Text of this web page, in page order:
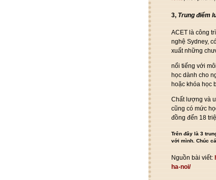
3, Trung điểm
ACET là công
nghệ Sydney,
xuất những
nổi tiếng với
học dành cho
hoặc khóa học
Chất lượng và
cũng có mức
đồng đến 18
Trên đây là 3
với mình. Chúc
Nguồn bài viết:
ha-noi/